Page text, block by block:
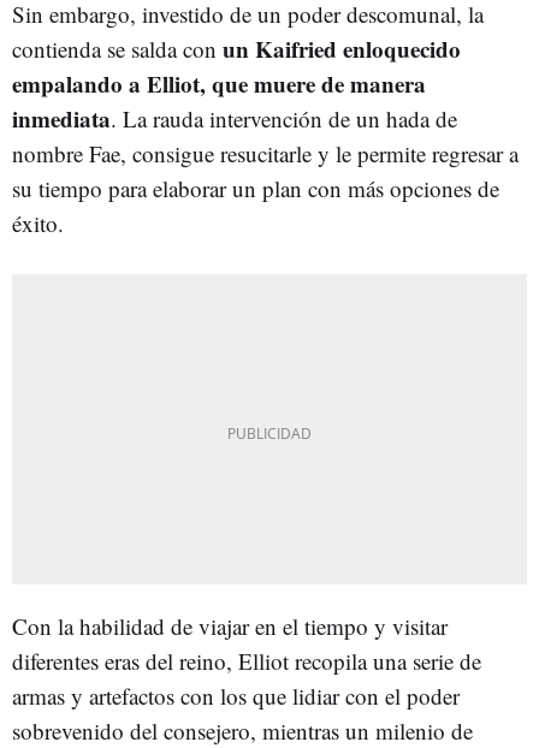
Sin embargo, investido de un poder descomunal, la
contienda se salda con un Kaifried enloquecido
empalando a Elliot, que muere de manera
inmediata. La rauda intervención de un hada de
nombre Fae, consigue resucitarle y le permite regresar a
su tiempo para elaborar un plan con más opciones de
éxito.
Con la habilidad de viajar en el tiempo y visitar
diferentes eras del reino, Elliot recopila una serie de
armas y artefactos con los que lidiar con el poder
sobrevenido del consejero, mientras un milenio de